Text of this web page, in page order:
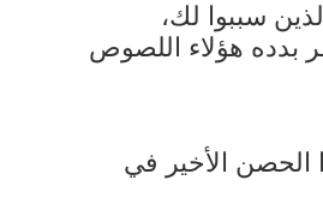
سببوا لك،
بدده هؤلاء اللصوص
الحصن الأخير في